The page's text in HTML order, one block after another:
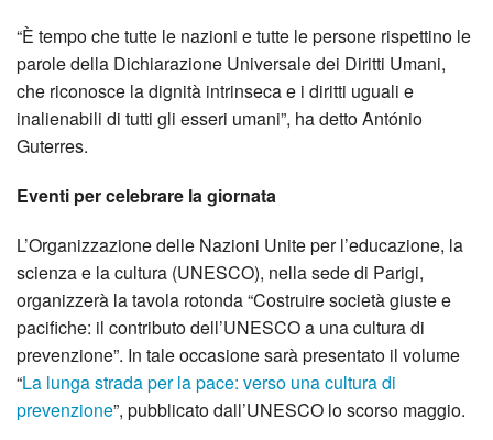
“È tempo che tutte le nazioni e tutte le persone rispettino le
parole della Dichiarazione Universale dei Diritti Umani,
che riconosce la dignità intrinseca e i diritti uguali e
inalienabili di tutti gli esseri umani”, ha detto António
Guterres.
Eventi per celebrare la giornata
L’Organizzazione delle Nazioni Unite per l’educazione, la
scienza e la cultura (UNESCO), nella sede di Parigi,
organizzerà la tavola rotonda “Costruire società giuste e
pacifiche: il contributo dell’UNESCO a una cultura di
prevenzione”. In tale occasione sarà presentato il volume
“La lunga strada per la pace: verso una cultura di
prevenzione”, pubblicato dall’UNESCO lo scorso maggio.